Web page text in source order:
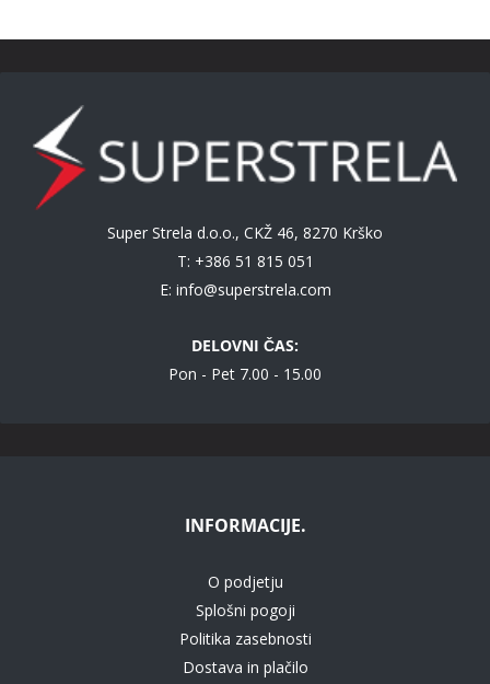
Super Strela d.o.o., CKŽ 46, 8270 Krško
T: +386 51 815 051
E: info@superstrela.com
DELOVNI ČAS:
Pon - Pet 7.00 - 15.00
INFORMACIJE.
O podjetju
Splošni pogoji
Politika zasebnosti
Dostava in plačilo